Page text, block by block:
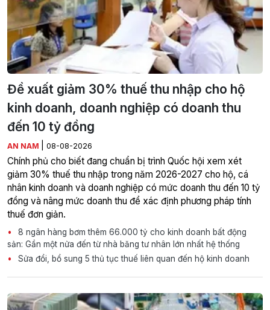
Đề xuất giảm 30% thuế thu nhập cho hộ
kinh doanh, doanh nghiệp có doanh thu
đến 10 tỷ đồng
AN NAM 08-08-2026
Chính phủ cho biết đang chuẩn bị trình Quốc hội xem xét
giảm 30% thuế thu nhập trong năm 2026-2027 cho hộ, cá
nhân kinh doanh và doanh nghiệp có mức doanh thu đến 10 tỷ
đồng và nâng mức doanh thu để xác định phương pháp tính
thuế đơn giản.
8 ngân hàng bơm thêm 66.000 tỷ cho kinh doanh bất động
sản: Gần một nửa đến từ nhà băng tư nhân lớn nhất hệ thống
Sửa đổi, bổ sung 5 thủ tục thuế liên quan đến hộ kinh doanh